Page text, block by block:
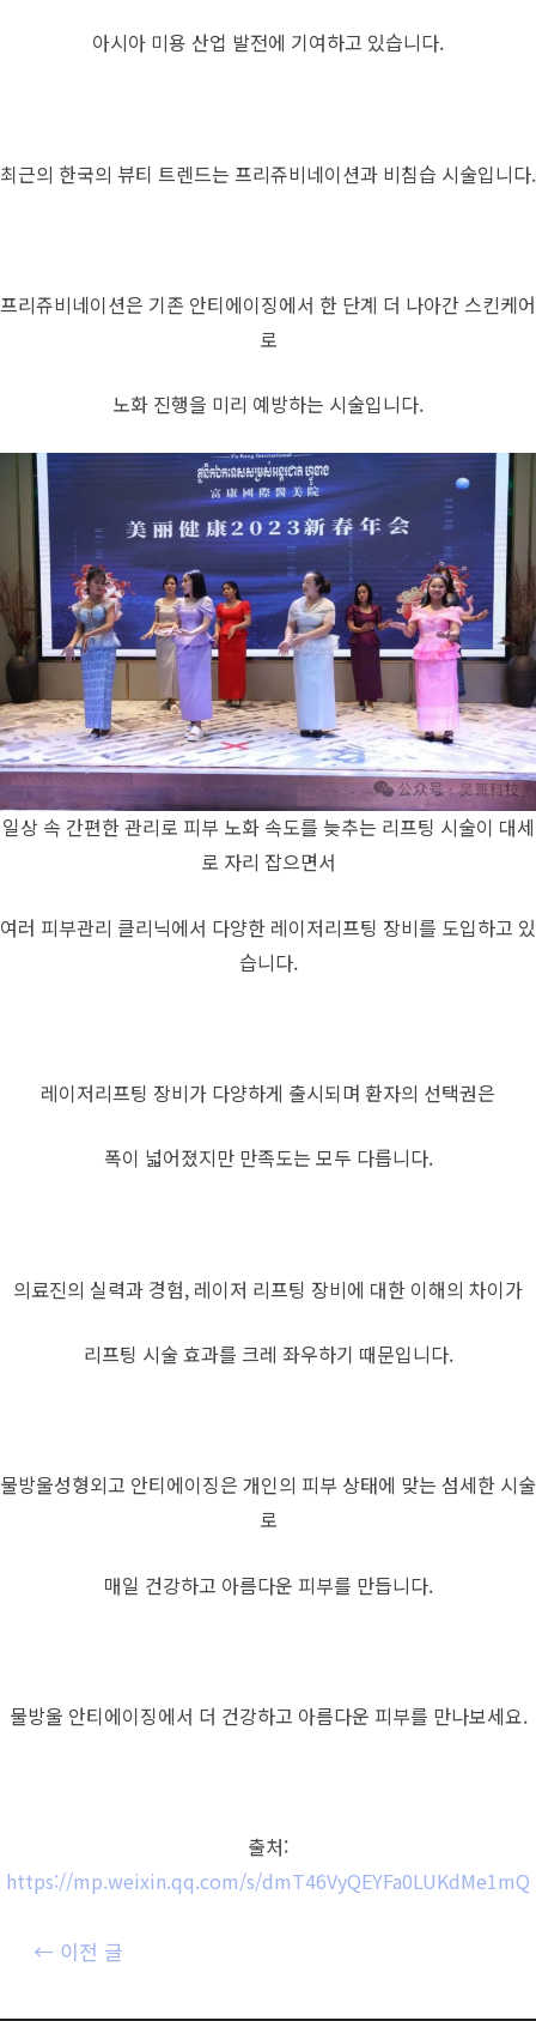
아시아 미용 산업 발전에 기여하고 있습니다.
최근의 한국의 뷰티 트렌드는 프리쥬비네이션과 비침습 시술입니다.
프리쥬비네이션은 기존 안티에이징에서 한 단계 더 나아간 스킨케어
로
노화 진행을 미리 예방하는 시술입니다.
일상 속 간편한 관리로 피부 노화 속도를 늦추는 리프팅 시술이 대세
로 자리 잡으면서
여러 피부관리 클리닉에서 다양한 레이저리프팅 장비를 도입하고 있
습니다.
레이저리프팅 장비가 다양하게 출시되며 환자의 선택권은
폭이 넓어졌지만 만족도는 모두 다릅니다.
의료진의 실력과 경험, 레이저 리프팅 장비에 대한 이해의 차이가
리프팅 시술 효과를 크레 좌우하기 때문입니다.
물방울성형외고 안티에이징은 개인의 피부 상태에 맞는 섬세한 시술
로
매일 건강하고 아름다운 피부를 만듭니다.
물방울 안티에이징에서 더 건강하고 아름다운 피부를 만나보세요.
출처:
https://mp.weixin.qq.com/s/dmT46VyQEYFa0LUKdMe1mQ
비
←이전 글